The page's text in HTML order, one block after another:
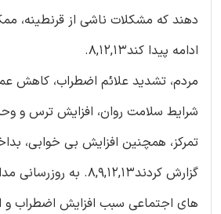
دهند که مشکلات ناشی از قرنطینه،
ادامه پیدا کند8,12,13.
مردم، تشدید علائم اضطراب، کاهش
شرایط سلامت روان، افزایش ترس و
تمرکز، همچنین افزایش بی خوابی،
گزارش کردند8,9,12,13.
های اجتماعی سبب افزایش اضطراب